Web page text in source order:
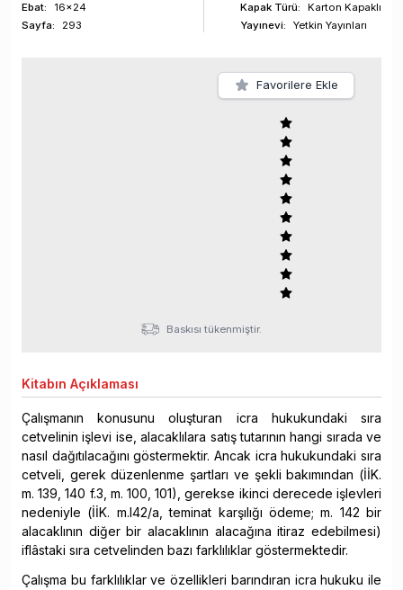
Ebat:
16x24
Sayfa: 293
Kapak Türü:
Karton Kapaklı
Yayınevi:
Yetkin Yayınları
Favorilere Ekle
Baskısı tükenmiştir.
Kitabın Açıklaması
Çalışmanın konusunu oluşturan icra hukukundaki sıra
cetvelinin işlevi ise, alacaklılara satış tutarının hangi sırada ve
nasıl dağıtılacağını göstermektir. Ancak icra hukukundaki sıra
cetveli, gerek düzenlenme şartları ve şekli bakımından (İİK.
m. 139, 140 f.3, m. 100, 101), gerekse ikinci derecede işlevleri
nedeniyle (İİK. m.l42/a, teminat karşılığı ödeme; m. 142 bir
alacaklının diğer bir alacaklının alacağına itiraz edebilmesi)
iflâstaki sıra cetvelinden bazı farklılıklar göstermektedir.
Çalışma bu farklılıklar ve özellikleri barındıran icra hukuku ile